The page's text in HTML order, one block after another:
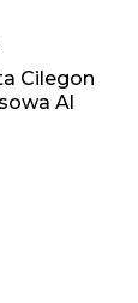
Cilegon
Al